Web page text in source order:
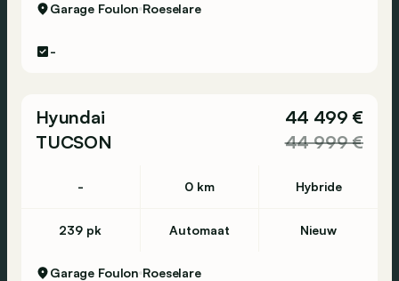
Garage Foulon Roeselare
-
Hyundai
TUCSON
44 499 €
44 999 €
- 0 km Hybride
239 pk Automaat Nieuw
Garage Foulon Roeselare